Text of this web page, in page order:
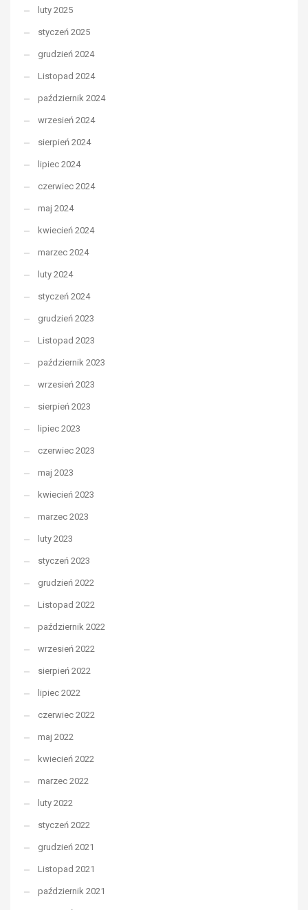
luty 2025
styczeń 2025
grudzień 2024
Listopad 2024
październik 2024
wrzesień 2024
sierpień 2024
lipiec 2024
czerwiec 2024
maj 2024
kwiecień 2024
marzec 2024
luty 2024
styczeń 2024
grudzień 2023
Listopad 2023
październik 2023
wrzesień 2023
sierpień 2023
lipiec 2023
czerwiec 2023
maj 2023
kwiecień 2023
marzec 2023
luty 2023
styczeń 2023
grudzień 2022
Listopad 2022
październik 2022
wrzesień 2022
sierpień 2022
lipiec 2022
czerwiec 2022
maj 2022
kwiecień 2022
marzec 2022
luty 2022
styczeń 2022
grudzień 2021
Listopad 2021
październik 2021